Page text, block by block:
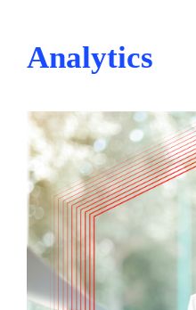
Analytics